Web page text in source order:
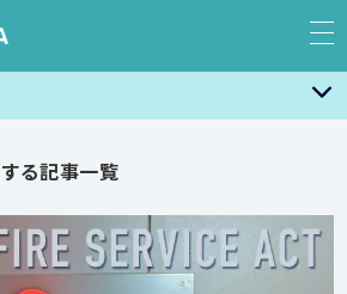
る記事一覧